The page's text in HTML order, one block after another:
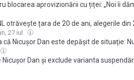
blocarea aprovizionării cu țiței: „Noi îi
uriașe”
otrăvește țara de 20 de ani, alegerile din
27 iul
Nicuşor Dan este depăşit de situaţie:
mai repede, el vrea mai încet
Dan și exclude varianta